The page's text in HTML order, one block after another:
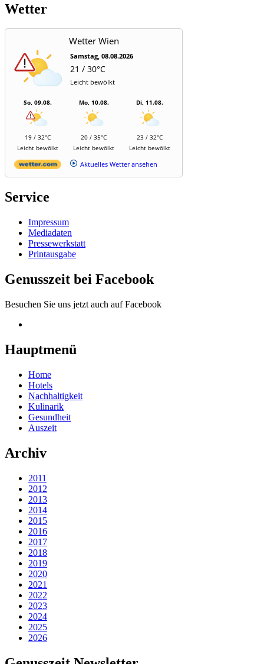
Wetter
Wetter Wien
Samstag, 08.08.2026
21 / 30°C
Leicht bewölkt
So, 09.08.
19 / 32°C
Leicht bewölkt
Mo, 10.08.
20 / 35°C
Leicht bewölkt
Di, 11.08.
23 / 32°C
Leicht bewölkt
Aktuelles Wetter ansehen
Service
Impressum
Mediadaten
Pressewerkstatt
Printausgabe
Genusszeit bei Facebook
Besuchen Sie uns jetzt auch auf Facebook
Hauptmenü
Home
Hotels
Nachhaltigkeit
Kulinarik
Gesundheit
Auszeit
Archiv
2011
2012
2013
2014
2015
2016
2017
2018
2019
2020
2021
2022
2023
2024
2025
2026